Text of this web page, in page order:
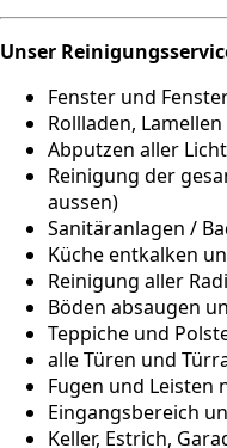
Unser
Fenster und
Rollladen,
Abputzen aller
Reinigung der
aussen)
Sanitäranlagen /
Küche entkalken
Reinigung aller
Böden absaugen
Teppiche und
alle Türen und
Fugen und Leisten
Eingangsbereich
Keller, Estrich,